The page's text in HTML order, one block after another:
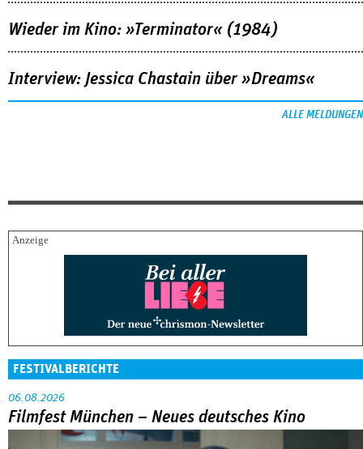
Wieder im Kino: »Terminator« (1984)
Interview: Jessica Chastain über »Dreams«
ALLE MELDUNGEN
FESTIVALBERICHTE
06.08.2026
Filmfest München – Neues deutsches Kino